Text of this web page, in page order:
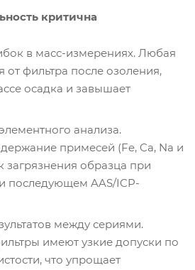
критична
в масс-измерениях. Любая
от фильтра после озоления,
осадка и завышает
анализа.
примесей (Fe, Ca, Na и
загрязнения образца при
последующем AAS/ICP-
между сериями.
имеют узкие допуски по
что упрощает